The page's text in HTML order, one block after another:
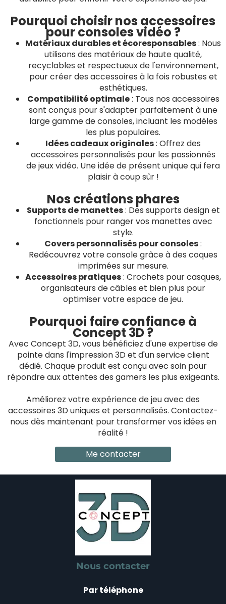
Pourquoi choisir nos accessoires
pour consoles vidéo ?
Matériaux durables et écoresponsables: Nous
utilisons des matériaux de haute qualité,
recyclables et respectueux de l'environnement,
pour créer des accessoires à la fois robustes et
esthétiques.
Compatibilité optimale: Tous nos accessoires
sont conçus pour s'adapter parfaitement à une
large gamme de consoles, incluant les modèles
les plus populaires.
Idées cadeaux originales: Offrez des
accessoires personnalisés pour les passionnés
de jeux vidéo. Une idée de présent unique qui fera
plaisir à coup sûr !
Nos créations phares
Supports de manettes: Des supports design et
fonctionnels pour ranger vos manettes avec
style.
Covers personnalisés pour consoles:
Redécouvrez votre console grâce à des coques
imprimées sur mesure.
Accessoires pratiques: Crochets pour casques,
organisateurs de câbles et bien plus pour
optimiser votre espace de jeu.
Pourquoi faire confiance à
Concept 3D ?
Avec Concept 3D, vous bénéficiez d'une expertise de
pointe dans l'impression 3D et d'un service client
dédié. Chaque produit est conçu avec soin pour
répondre aux attentes des gamers les plus exigeants.
Améliorez votre expérience de jeu avec des
accessoires 3D uniques et personnalisés. Contactez-
nous dès maintenant pour transformer vos idées en
réalité !
Me contacter
Nous contacter
Par téléphone